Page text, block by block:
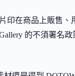
印在商品上販售、
的不須署名政